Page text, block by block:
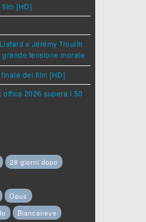
[HD]
e Jérémy Trouilh
tensione morale
del film [HD]
office 2026 supera i 50
28 giorni dopo
Opus
Biancaneve